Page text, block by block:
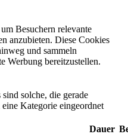
Besuchern relevante
anzubieten. Diese Cookies
und sammeln
Werbung bereitzustellen.
solche, die gerade
Kategorie eingeordnet
Dauer